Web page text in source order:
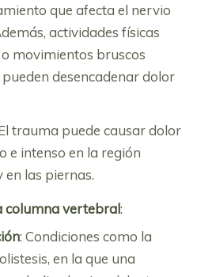
que afecta el nervio
actividades físicas
movimientos bruscos
desencadenar dolor
trauma puede causar dolor
e intenso en la región
en las piernas.
columna vertebral:
: Condiciones como la
en la que una